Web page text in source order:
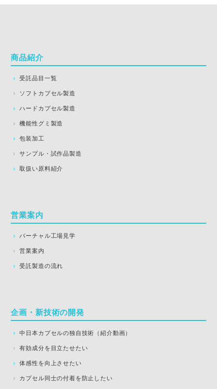
商品紹介
受託品目一覧
ソフトカプセル製造
ハードカプセル製造
機能性グミ製造
包装加工
サンプル・試作品製造
取扱い原料紹介
営業案内
バーチャル工場見学
営業案内
受託製造の流れ
企画・新技術の開発
中日本カプセルの独自技術（紹介動画）
有効成分を目立たせたい
体感性を向上させたい
カプセル同士の付着を防止したい